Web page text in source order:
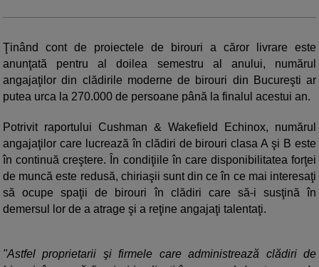
Ţinând cont de proiectele de birouri a căror livrare este
anunţată pentru al doilea semestru al anului, numărul
angajaţilor din clădirile moderne de birouri din Bucureşti ar
putea urca la 270.000 de persoane până la finalul acestui an.
Potrivit raportului Cushman & Wakefield Echinox, numărul
angajaţilor care lucrează în clădiri de birouri clasa A şi B este
în continuă creştere. În condiţiile în care disponibilitatea forţei
de muncă este redusă, chiriaşii sunt din ce în ce mai interesaţi
să ocupe spaţii de birouri în clădiri care să-i susţină în
demersul lor de a atrage şi a reţine angajaţi talentaţi.
"Astfel proprietarii şi firmele care administrează clădiri de